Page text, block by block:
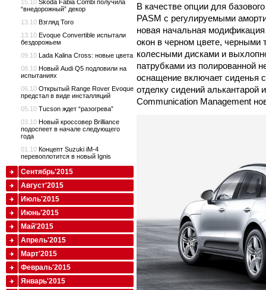
В качестве опции для
PASM с регулируемыми
новая начальная
окон в черном цвете,
колесными дисками и
патрубками из полированной
оснащение включает сиденья
отделку сидений
Communication Management
15.10 Skoda Fabia Combi получила
“внедорожный” декор
13.10 Взгляд Toro
13.10 Evoque Convertible испытали
бездорожьем
09.10 Lada Kalina Cross: новые цвета
08.10 Новый Audi Q5 подловили на
испытаниях
06.10 Открытый Range Rover Evoque
предстал в виде инсталляций
05.10 Tucson ждет “разогрева”
03.10 Новый кроссовер Brilliance
подоспеет в начале следующего
года
01.10 Концепт Suzuki iM-4
перевоплотится в новый Ignis
Сентябрь'2015
Август'2015
Июль'2015
Июнь'2015
Май'2015
Апрель'2015
Март'2015
Февраль'2015
Январь'2015